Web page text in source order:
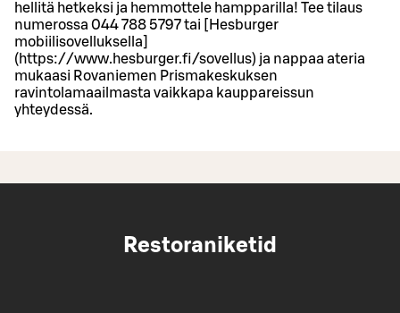
hellitä hetkeksi ja hemmottele hampparilla! Tee tilaus
numerossa 044 788 5797 tai [Hesburger
mobiilisovelluksella]
(https://www.hesburger.fi/sovellus) ja nappaa ateria
mukaasi Rovaniemen Prismakeskuksen
ravintolamaailmasta vaikkapa kauppareissun
yhteydessä.
Restoraniketid